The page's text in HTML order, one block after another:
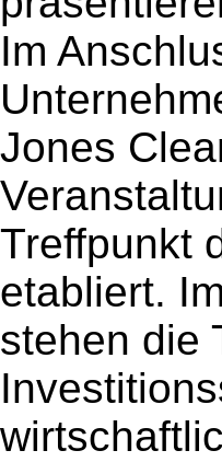
Im
Jones
Treffpunkt
etabliert.
stehen die